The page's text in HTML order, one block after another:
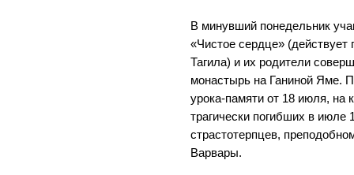
В минувший понедельник
«Чистое сердце»
Тагила) и их родители
монастырь на Ганиной Яме.
урока-памяти от 18 июля, на
трагически погибших в июле
страстотерпцев,
Варвары.